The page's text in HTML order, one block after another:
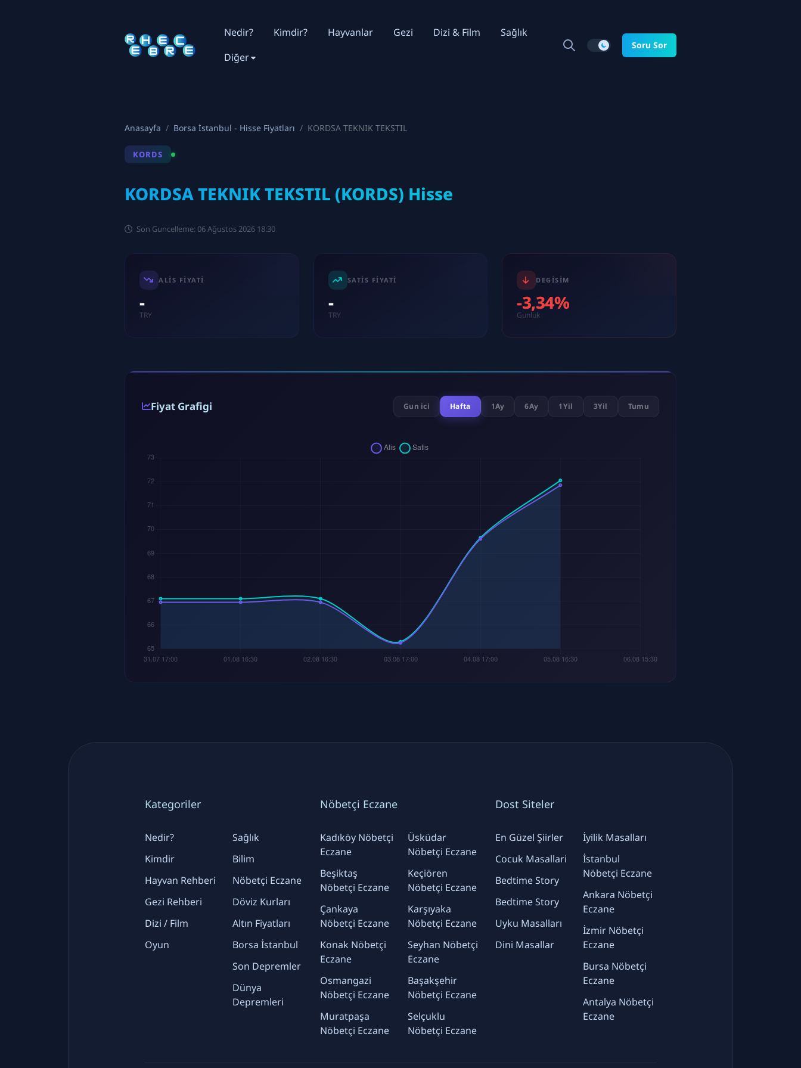
Nedir? Kimdir? Hayvanlar Gezi Dizi & Film
Sağlık
Diğer
Soru Sor
Anasayfa Borsa İstanbul - Hisse Fiyatları KORDSA TEKNIK TEKSTIL
KORDS
KORDSA TEKNIK TEKSTIL (KORDS) Hisse
Son Guncelleme: 06 Ağustos 2026 18:30
ALIS FIYATI
-
TRY
SATIS FIYATI
-
TRY
DEGISIM
-3,34%
Gunluk
Fiyat Grafigi Gun ici Hafta 1Ay 6Ay 1Yil 3Yil Tumu
Kategoriler
Nedir?
Kimdir
Hayvan Rehberi
Gezi Rehberi
Dizi / Film
Oyun
Sağlık
Bilim
Nöbetçi Eczane
Döviz Kurları
Altın Fiyatları
Borsa İstanbul
Son Depremler
Dünya
Depremleri
Nöbetçi Eczane
Kadıköy Nöbetçi
Eczane
Beşiktaş
Nöbetçi Eczane
Çankaya
Nöbetçi Eczane
Konak Nöbetçi
Eczane
Osmangazi
Nöbetçi Eczane
Muratpaşa
Nöbetçi Eczane
Üsküdar
Nöbetçi Eczane
Keçiören
Nöbetçi Eczane
Karşıyaka
Nöbetçi Eczane
Seyhan Nöbetçi
Eczane
Başakşehir
Nöbetçi Eczane
Selçuklu
Nöbetçi Eczane
Dost Siteler
En Güzel Şiirler
Cocuk Masallari
Bedtime Story
Bedtime Story
Uyku Masalları
Dini Masallar
İyilik Masalları
İstanbul
Nöbetçi Eczane
Ankara Nöbetçi
Eczane
İzmir Nöbetçi
Eczane
Bursa Nöbetçi
Eczane
Antalya Nöbetçi
Eczane